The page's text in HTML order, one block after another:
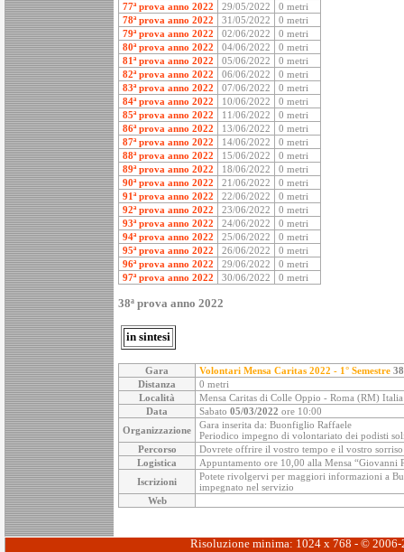
77ª prova anno 2022
29/05/2022
0 metri
78ª prova anno 2022
31/05/2022
0 metri
79ª prova anno 2022
02/06/2022
0 metri
80ª prova anno 2022
04/06/2022
0 metri
81ª prova anno 2022
05/06/2022
0 metri
82ª prova anno 2022
06/06/2022
0 metri
83ª prova anno 2022
07/06/2022
0 metri
84ª prova anno 2022
10/06/2022
0 metri
85ª prova anno 2022
11/06/2022
0 metri
86ª prova anno 2022
13/06/2022
0 metri
87ª prova anno 2022
14/06/2022
0 metri
88ª prova anno 2022
15/06/2022
0 metri
89ª prova anno 2022
18/06/2022
0 metri
90ª prova anno 2022
21/06/2022
0 metri
91ª prova anno 2022
22/06/2022
0 metri
92ª prova anno 2022
23/06/2022
0 metri
93ª prova anno 2022
24/06/2022
0 metri
94ª prova anno 2022
25/06/2022
0 metri
95ª prova anno 2022
26/06/2022
0 metri
96ª prova anno 2022
29/06/2022
0 metri
97ª prova anno 2022
30/06/2022 0 metri
38ª prova anno 2022
in sintesi
Gara Volontari Mensa Caritas 2022 - 1° Semestre
Distanza
0 metri
Località
Mensa Caritas di Colle Oppio - Roma (RM) Italia
Data
Sabato 05/03/2022 ore 10:00
Organizzazione
Gara inserita da: Buonfiglio Raffaele
Periodico impegno di volontariato dei podisti
Percorso
Dovrete offrire il vostro tempo e il vostro sorriso
Logistica
Appuntamento ore 10,00 alla Mensa
Iscrizioni
Potete rivolgervi per maggiori informazioni a
impegnato nel servizio
Web
Risoluzione minima: 1024 x 768 - ©